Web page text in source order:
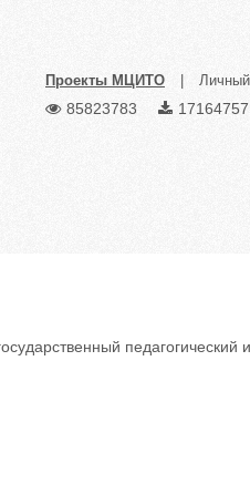
Проекты МЦИТО
85823783 17164757
педагогический